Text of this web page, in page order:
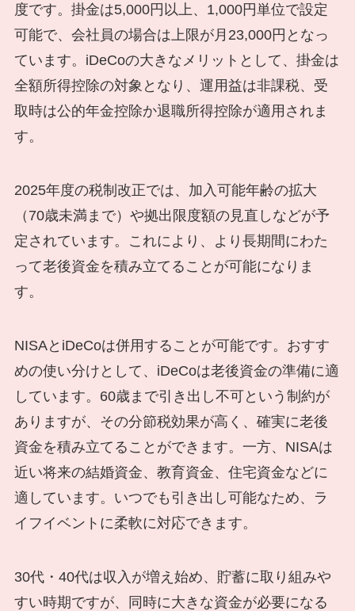
度です。掛金は5,000円以上、1,000円単位で設定
可能で、会社員の場合は上限が月23,000円となっ
ています。iDeCoの大きなメリットとして、掛金は
全額所得控除の対象となり、運用益は非課税、受
取時は公的年金控除か退職所得控除が適用されま
す。
2025年度の税制改正では、加入可能年齢の拡大
（70歳未満まで）や拠出限度額の見直しなどが予
定されています。これにより、より長期間にわた
って老後資金を積み立てることが可能になりま
す。
NISAとiDeCoは併用することが可能です。おすす
めの使い分けとして、iDeCoは老後資金の準備に適
しています。60歳まで引き出し不可という制約が
ありますが、その分節税効果が高く、確実に老後
資金を積み立てることができます。一方、NISAは
近い将来の結婚資金、教育資金、住宅資金などに
適しています。いつでも引き出し可能なため、ラ
イフイベントに柔軟に対応できます。
30代・40代は収入が増え始め、貯蓄に取り組みや
すい時期ですが、同時に大きな資金が必要になる